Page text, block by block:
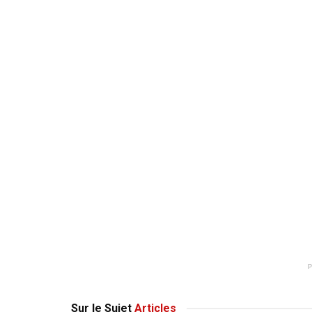
Sur le Sujet Articles